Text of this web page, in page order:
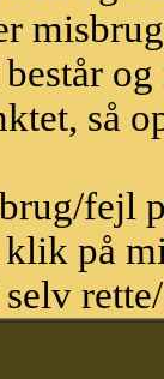
så
fejl
på